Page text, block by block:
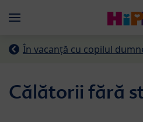
Menü
În vacanță cu copilul
Călătorii fără